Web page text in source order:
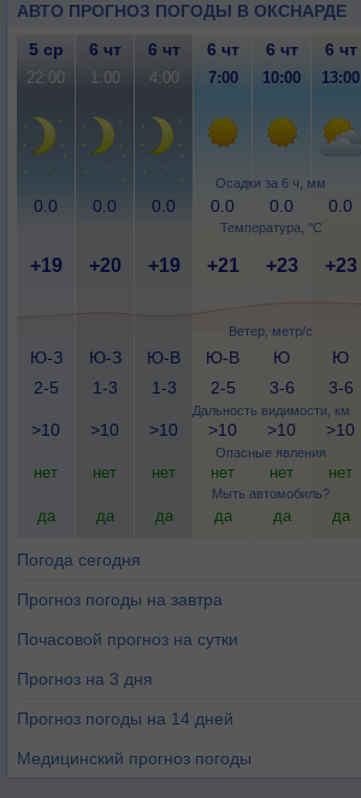
АВТО ПРОГНОЗ ПОГОДЫ В ОКСНАРДЕ
Осадки за 6 ч, мм
Температура, °C
Ветер, метр/с
Дальность видимости, км
Опасные явления
Мыть автомобиль?
5 ср 6 чт 6 чт 6 чт 6 чт 6 чт
22:00 1:00 4:00 7:00 10:00 13:00
0.0 0.0 0.0 0.0 0.0 0.0
+19 +20 +19 +21 +23 +23
Ю-З
2-5
Ю-З
1-3
Ю-В
1-3
Ю-В
2-5
Ю
3-6
Ю
3-6
>10 >10 >10 >10 >10 >10
нет нет нет нет нет нет
да да да да да да
Погода сегодня
Прогноз погоды на завтра
Почасовой прогноз на сутки
Прогноз на 3 дня
Прогноз погоды на 14 дней
Медицинский прогноз погоды